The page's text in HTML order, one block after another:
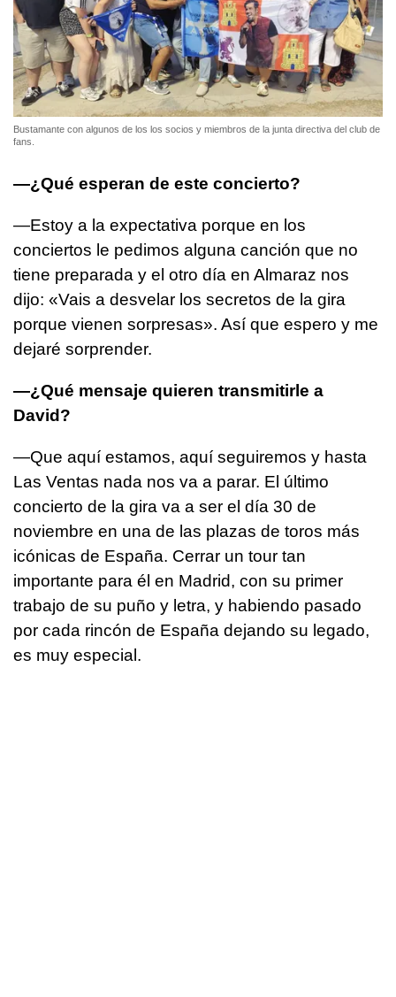
Bustamante con algunos de los los socios y miembros de la junta directiva del club de
fans.
—¿Qué esperan de este concierto?
—Estoy a la expectativa porque en los
conciertos le pedimos alguna canción que no
tiene preparada y el otro día en Almaraz nos
dijo: «Vais a desvelar los secretos de la gira
porque vienen sorpresas». Así que espero y me
dejaré sorprender.
—¿Qué mensaje quieren transmitirle a
David?
—Que aquí estamos, aquí seguiremos y hasta
Las Ventas nada nos va a parar. El último
concierto de la gira va a ser el día 30 de
noviembre en una de las plazas de toros más
icónicas de España. Cerrar un tour tan
importante para él en Madrid, con su primer
trabajo de su puño y letra, y habiendo pasado
por cada rincón de España dejando su legado,
es muy especial.